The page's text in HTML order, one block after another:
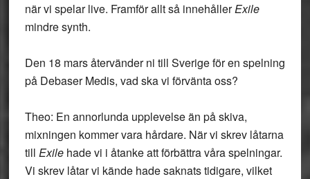
när vi spelar live. Framför allt så innehållerExile
mindre synth.
Den 18 mars återvänder ni till Sverige för en spelning
på Debaser Medis, vad ska vi förvänta oss?
Theo: En annorlunda upplevelse än på skiva,
mixningen kommer vara hårdare. När vi skrev låtarna
till Exilehade vi i åtanke att förbättra våra spelningar.
Vi skrev låtar vi kände hade saknats tidigare, vilket